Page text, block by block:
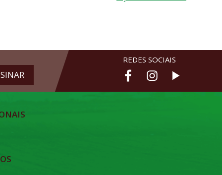
REDES SOCIAIS